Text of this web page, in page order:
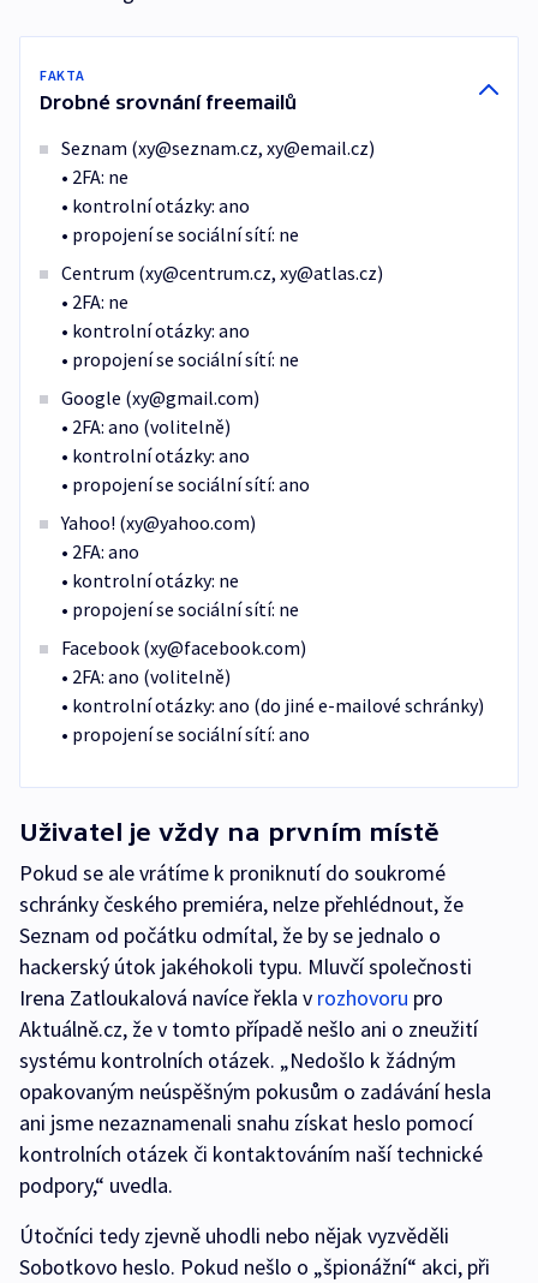
FAKTA
Drobné srovnání freemailů
Seznam (xy@seznam.cz, xy@email.cz)
• 2FA: ne
• kontrolní otázky: ano
• propojení se sociální sítí: ne
Centrum (xy@centrum.cz, xy@atlas.cz)
• 2FA: ne
• kontrolní otázky: ano
• propojení se sociální sítí: ne
Google (xy@gmail.com)
• 2FA: ano (volitelně)
• kontrolní otázky: ano
• propojení se sociální sítí: ano
Yahoo! (xy@yahoo.com)
• 2FA: ano
• kontrolní otázky: ne
• propojení se sociální sítí: ne
Facebook (xy@facebook.com)
• 2FA: ano (volitelně)
• kontrolní otázky: ano (do jiné e-mailové schránky)
• propojení se sociální sítí: ano
Uživatel je vždy na prvním místě
Pokud se ale vrátíme k proniknutí do soukromé
schránky českého premiéra, nelze přehlédnout, že
Seznam od počátku odmítal, že by se jednalo o
hackerský útok jakéhokoli typu. Mluvčí společnosti
Irena Zatloukalová navíce řekla v rozhovoru pro
Aktuálně.cz, že v tomto případě nešlo ani o zneužití
systému kontrolních otázek. „Nedošlo k žádným
opakovaným neúspěšným pokusům o zadávání hesla
ani jsme nezaznamenali snahu získat heslo pomocí
kontrolních otázek či kontaktováním naší technické
podpory,“ uvedla.
Útočníci tedy zjevně uhodli nebo nějak vyzvěděli
Sobotkovo heslo. Pokud nešlo o „špionážní“ akci, při